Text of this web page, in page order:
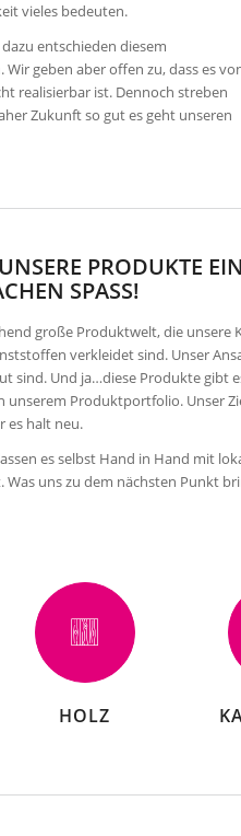
vieles bedeuten.
entschieden diesem
geben aber offen zu, dass es
realisierbar ist. Dennoch streben
Zukunft so gut es geht unseren
PRODUKTE
SPASS!
große Produktwelt, die
verkleidet sind. Unser
sind. Und ja…diese Produkte gibt
unserem Produktportfolio. Unser
es halt neu.
es selbst Hand in Hand mit
Was uns zu dem nächsten Punkt
HOLZ